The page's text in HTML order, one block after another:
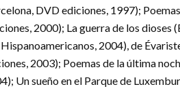
DVD ediciones, 1997);
2000); La guerra de los dioses
2004), de
2003); Poemas de la última
Un sueño en el Parque de